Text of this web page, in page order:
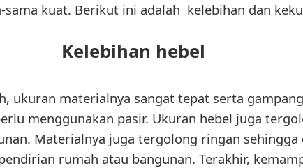
kuat. Berikut ini adalah kelebihan dan
Kelebihan hebel
ukuran materialnya sangat tepat serta
menggunakan pasir. Ukuran hebel juga
Materialnya juga tergolong ringan
rumah atau bangunan. Terakhir,